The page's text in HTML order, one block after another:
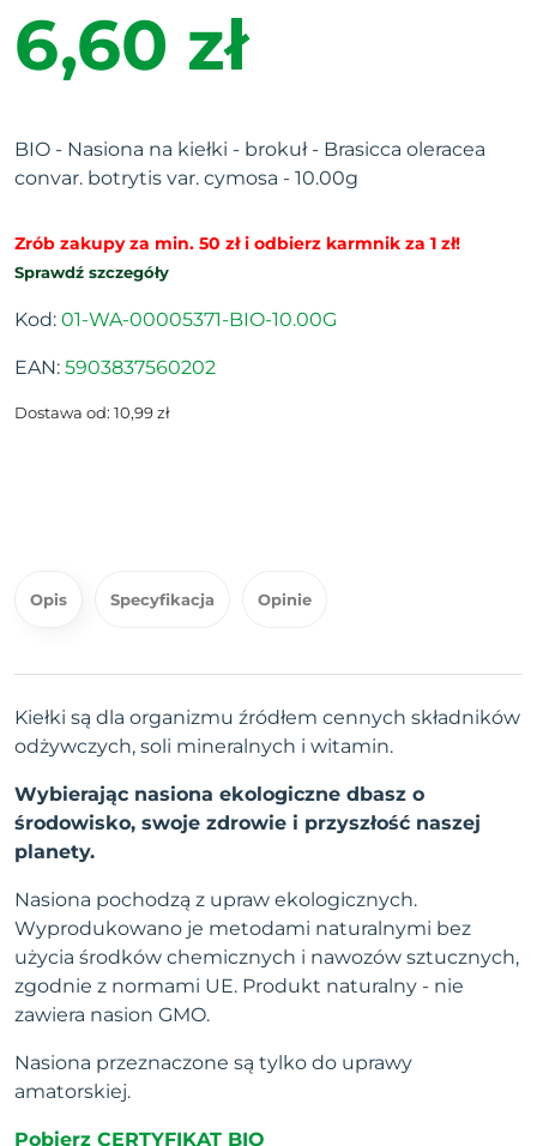
6,60 zł
BIO - Nasiona na kiełki - brokuł - Brasicca oleracea
convar. botrytis var. cymosa - 10.00g
Zrób zakupy za min. 50 zł i odbierz karmnik za 1 zł!
Sprawdź szczegóły
Kod: 01-WA-00005371-BIO-10.00G
EAN: 5903837560202
Dostawa od: 10,99 zł
Opis Specyfikacja Opinie
Kiełki są dla organizmu źródłem cennych składników
odżywczych, soli mineralnych i witamin.
Wybierając nasiona ekologiczne dbasz o
środowisko, swoje zdrowie i przyszłość naszej
planety.
Nasiona pochodzą z upraw ekologicznych.
Wyprodukowano je metodami naturalnymi bez
użycia środków chemicznych i nawozów sztucznych,
zgodnie z normami UE. Produkt naturalny - nie
zawiera nasion GMO.
Nasiona przeznaczone są tylko do uprawy
amatorskiej.
Pobierz CERTYFIKAT BIO